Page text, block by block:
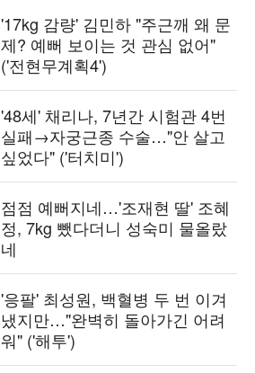
'17kg 감량' 김민하 "주근깨 왜 문
제? 예뻐 보이는 것 관심 없어"
('전현무계획4')
'48세' 채리나, 7년간 시험관 4번
실패→자궁근종 수술…"안 살고
싶었다" ('터치미')
점점 예뻐지네…'조재현 딸' 조혜
정, 7kg 뺐다더니 성숙미 물올랐
네
'응팔' 최성원, 백혈병 두 번 이겨
냈지만…"완벽히 돌아가긴 어려
워" ('해투')